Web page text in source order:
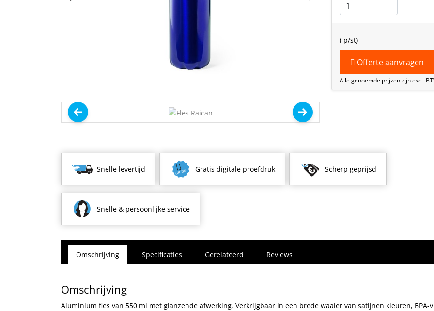
( p/st)
Offerte aanvragen
Alle genoemde prijzen zijn excl.
Snelle levertijd Gratis digitale proefdruk Scherp geprijsd
Snelle & persoonlijke service
Omschrijving Specificaties Gerelateerd Reviews
Omschrijving
Aluminium fles van 550 ml met glanzende afwerking. Verkrijgbaar in een brede waaier van satijnen kleuren, BPA-